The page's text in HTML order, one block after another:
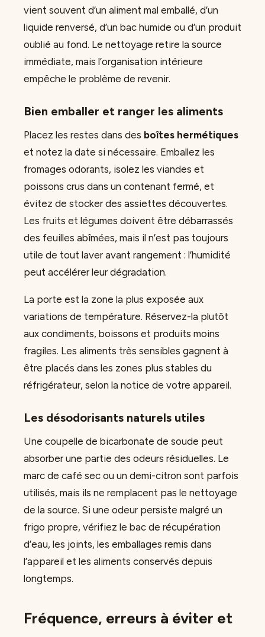
vient souvent d’un aliment mal emballé, d’un
liquide renversé, d’un bac humide ou d’un produit
oublié au fond. Le nettoyage retire la source
immédiate, mais l’organisation intérieure
empêche le problème de revenir.
Bien emballer et ranger les aliments
Placez les restes dans des boîtes hermétiques
et notez la date si nécessaire. Emballez les
fromages odorants, isolez les viandes et
poissons crus dans un contenant fermé, et
évitez de stocker des assiettes découvertes.
Les fruits et légumes doivent être débarrassés
des feuilles abîmées, mais il n’est pas toujours
utile de tout laver avant rangement : l’humidité
peut accélérer leur dégradation.
La porte est la zone la plus exposée aux
variations de température. Réservez-la plutôt
aux condiments, boissons et produits moins
fragiles. Les aliments très sensibles gagnent à
être placés dans les zones plus stables du
réfrigérateur, selon la notice de votre appareil.
Les désodorisants naturels utiles
Une coupelle de bicarbonate de soude peut
absorber une partie des odeurs résiduelles. Le
marc de café sec ou un demi-citron sont parfois
utilisés, mais ils ne remplacent pas le nettoyage
de la source. Si une odeur persiste malgré un
frigo propre, vérifiez le bac de récupération
d’eau, les joints, les emballages remis dans
l’appareil et les aliments conservés depuis
longtemps.
Fréquence, erreurs à éviter et